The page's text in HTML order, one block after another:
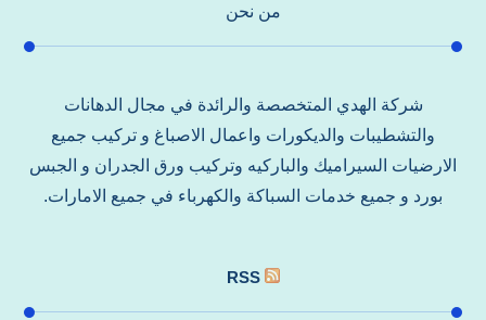
من نحن
شركة الهدي المتخصصة والرائدة في مجال الدهانات
والتشطيبات والديكورات واعمال الاصباغ و تركيب جميع
الارضيات السيراميك والباركيه وتركيب ورق الجدران و الجبس
بورد و جميع خدمات السباكة والكهرباء في جميع الامارات.
RSS